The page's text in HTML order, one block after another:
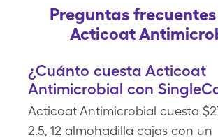
Preguntas
Acticoat
¿Cuánto cuesta Acticoat
Antimicrobial con
Acticoat Antimicrobial cuesta
2.5, 12 almohadilla cajas con